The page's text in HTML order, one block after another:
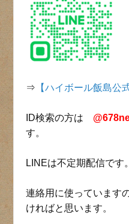
⇒ 【ハイボール飯島公
ID検索の方は
す。
LINEは不定期配信です。
連絡用に使っています
ければと思います。